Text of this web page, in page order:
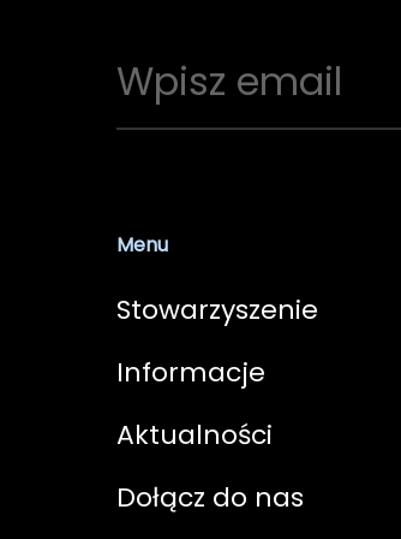
Menu
Stowarzyszenie
Informacje
Aktualności
Dołącz do nas